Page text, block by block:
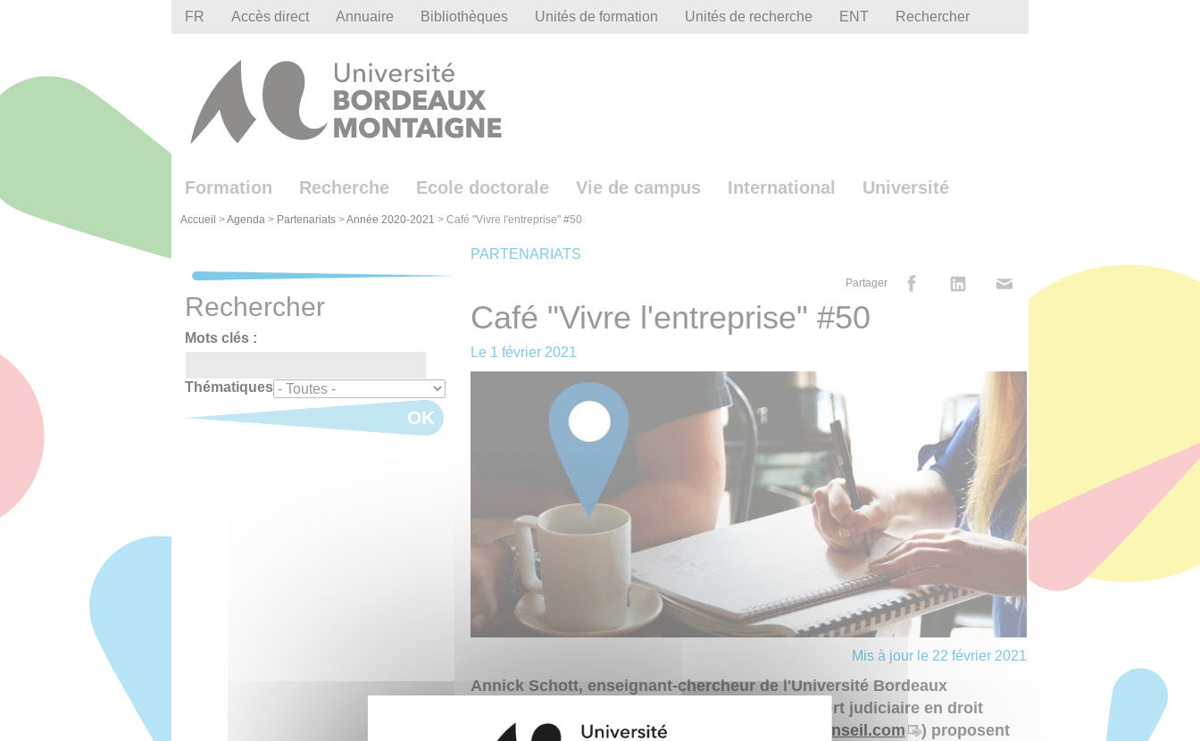
FR Accès direct Annuaire Bibliothèques Unités de formation Unités de recherche ENT Rechercher
Formation Recherche Ecole doctorale Vie de campus International Université
Accueil >Agenda > Partenariats >Année 2020-2021 > Café "Vivre l'entreprise" #50
PARTENARIATS
Partager
Café "Vivre l'entreprise" #50
Le 1 février 2021
Mis à jour le 22 février 2021
Annick Schott, enseignant-chercheur de l'Université Bordeaux
Montaigne et Michel Jurquet, médiateur et expert judiciaire en droit
social et consultant Relations Humaines (
mj-conseil.com
) proposent
Rechercher
Mots clés :
Thématiques
OK